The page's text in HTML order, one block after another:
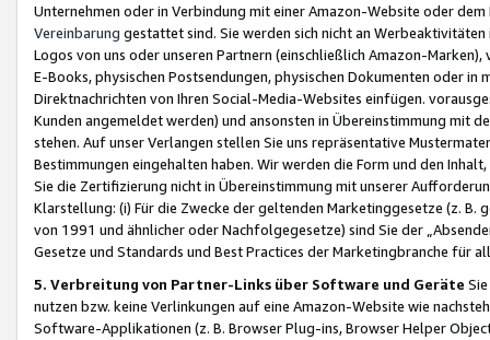
Unternehmen oder in Verbindung mit einer Amazon-Website oder
Vereinbarung gestattet sind. Sie werden sich nicht an
Logos von uns oder unseren Partnern (einschließlich Amazon-
E-Books, physischen Postsendungen, physischen Dokumenten oder in
Direktnachrichten von Ihren Social-Media-Websites einfügen.
Kunden angemeldet werden) und ansonsten in Übereinstimmung mit
stehen. Auf unser Verlangen stellen Sie uns repräsentative
Bestimmungen eingehalten haben. Wir werden die Form und den
Sie die Zertifizierung nicht in Übereinstimmung mit unserer
Klarstellung: (i) Für die Zwecke der geltenden Marketinggesetze (z. B.
von 1991 und ähnlicher oder Nachfolgegesetze) sind Sie der
Gesetze und Standards und Best Practices der Marketingbranche für
5. Verbreitung von Partner-Links über Software und Geräte
nutzen bzw. keine Verlinkungen auf eine Amazon-Website wie
Software-Applikationen (z. B. Browser Plug-ins, Browser Helper